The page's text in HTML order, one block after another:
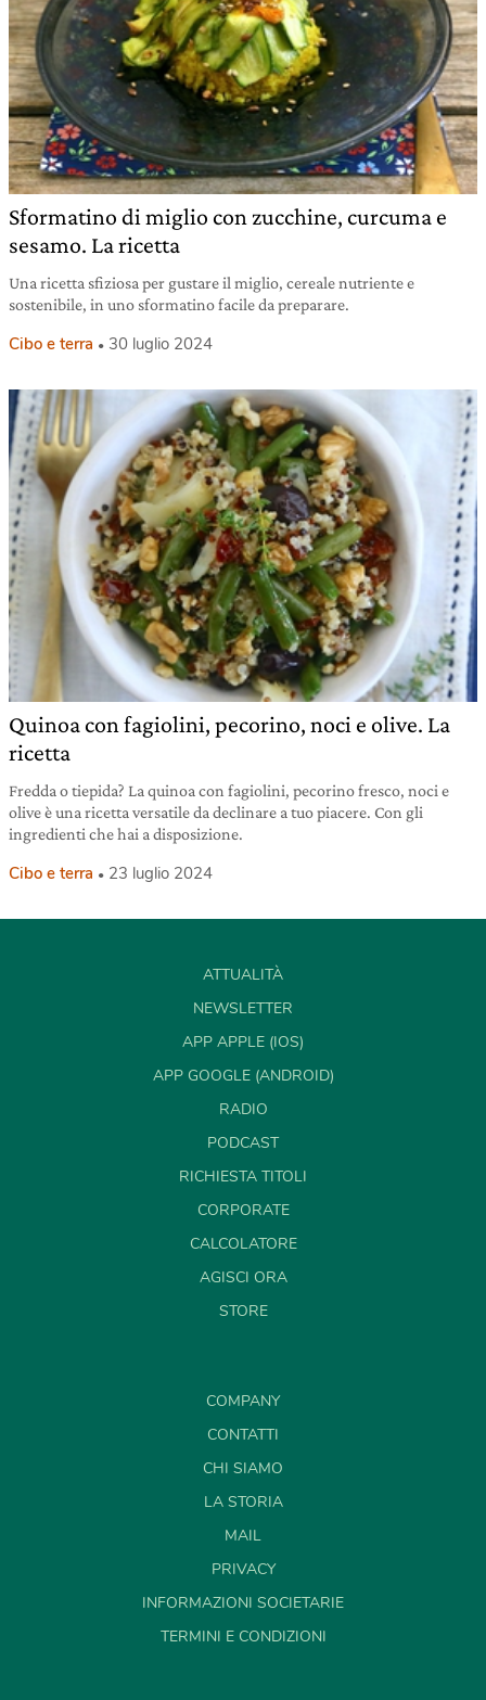
Sformatino di miglio con zucchine, curcuma e
sesamo. La ricetta
Una ricetta sfiziosa per gustare il miglio, cereale nutriente e
sostenibile, in uno sformatino facile da preparare.
Cibo e terra 30 luglio 2024
Quinoa con fagiolini, pecorino, noci e olive. La
ricetta
Fredda o tiepida? La quinoa con fagiolini, pecorino fresco, noci e
olive è una ricetta versatile da declinare a tuo piacere. Con gli
ingredienti che hai a disposizione.
Cibo e terra 23 luglio 2024
ATTUALITÀ
NEWSLETTER
APP APPLE (IOS)
APP GOOGLE (ANDROID)
RADIO
PODCAST
RICHIESTA TITOLI
CORPORATE
CALCOLATORE
AGISCI ORA
STORE
COMPANY
CONTATTI
CHI SIAMO
LA STORIA
MAIL
PRIVACY
INFORMAZIONI SOCIETARIE
TERMINI E CONDIZIONI